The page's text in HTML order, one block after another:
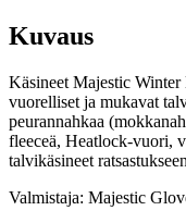
Kuvaus
Käsineet Majestic
vuorelliset ja mukavat
peurannahkaa
fleeceä, Heatlock-vuori,
talvikäsineet
Valmistaja: Majestic